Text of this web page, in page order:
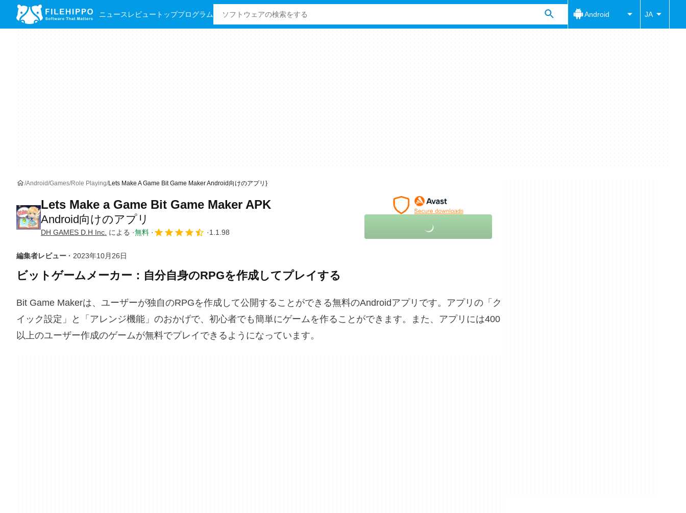
ニュース レビュー トッププログラム Android JA
Android Games Role Playing Lets Make A Game Bit Game Maker Android向けのアプリ}
Lets Make a Game Bit Game Maker APK
Android向けのアプリ
DH GAMES D.H Inc. による 無料 1.1.98
編集者レビュー · 2023年10月26日
ビットゲームメーカー：自分自身のRPGを作成してプレイする
Bit Game Makerは、ユーザーが独自のRPGを作成して公開することができる無料のAndroidアプリです。アプリの「ク
イック設定」と「アレンジ機能」のおかげで、初心者でも簡単にゲームを作ることができます。また、アプリには400
以上のユーザー作成のゲームが無料でプレイできるようになっています。